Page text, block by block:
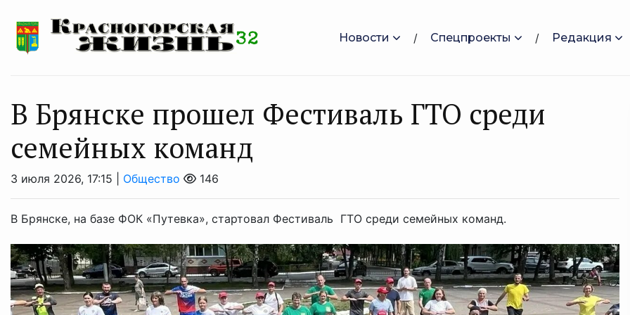
Новости Спецпроекты Редакция
В Брянске прошел Фестиваль ГТО среди
семейных команд
3 июля 2026, 17:15 | Общество 146
В Брянске, на базе ФОК «Путевка», стартовал Фестиваль ГТО среди семейных команд.